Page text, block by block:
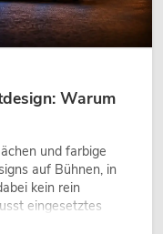
Warum
und farbige
auf Bühnen, in
kein rein
eingesetztes
gibt Szenen